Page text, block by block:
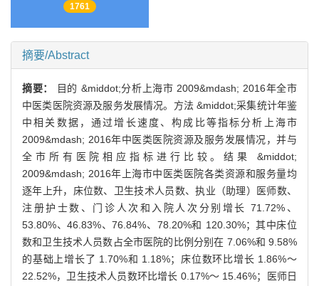
1761
摘要/Abstract
摘要：
目的 &middot;分析上海市 2009&mdash; 2016年全市
中医类医院资源及服务发展情况。方法 &middot;采集统计年鉴
中相关数据，通过增长速度、构成比等指标分析上海市
2009&mdash; 2016年中医类医院资源及服务发展情况，并与
全市所有医院相应指标进行比较。结果 &middot;
2009&mdash; 2016年上海市中医类医院各类资源和服务量均
逐年上升，床位数、卫生技术人员数、执业（助理）医师数、
注册护士数、门诊人次和入院人次分别增长 71.72%、
53.80%、46.83%、76.84%、78.20%和 120.30%；其中床位
数和卫生技术人员数占全市医院的比例分别在 7.06%和 9.58%
的基础上增长了 1.70%和 1.18%；床位数环比增长 1.86%～
22.52%，卫生技术人员数环比增长 0.17%～ 15.46%；医师日